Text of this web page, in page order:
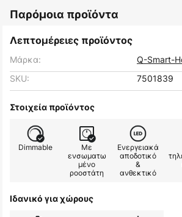
Παρόμοια προϊόντα
Λεπτομέρειες προϊόντος
Μάρκα:
Q-Smart-
SKU:
7501839
Στοιχεία προϊόντος
Dimmable
Με
ενσωματω
μένο
ροοστάτη
Ενεργειακά
αποδοτικό
&
ανθεκτικό
Ιδανικό για χώρους